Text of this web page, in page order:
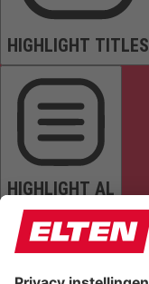
HIGHLIGHT TITLES
HIGHLIGHT AL